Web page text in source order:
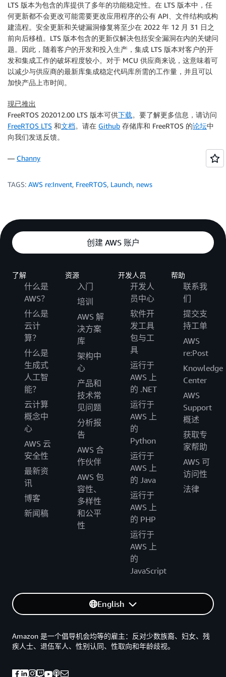
LTS 版本为包含的库提供了多年的功能稳定性。在 LTS 版本中，任
何更新都不会更改可能需要更改应用程序的公有 API、文件结构或构
建流程。安全更新和关键漏洞修复将至少在 2022 年 12 月 31 日之
前向后移植。LTS 版本包含的更新仅解决包括安全漏洞在内的关键问
题。因此，随着客户的开发和投入生产，集成 LTS 版本对客户的开
发和集成工作的破坏程度较小。对于 MCU 供应商来说，这意味着可
以减少与供应商的最新库集成稳定代码库所需的工作量，并且可以
加快产品上市时间。
现已推出
FreeRTOS 202012.00 LTS 版本可供下载。要了解更多信息，请访问
FreeRTOS LTS 和文档。请在 Github 存储库和 FreeRTOS 的论坛中
向我们发送反馈。
— Channy
TAGS: AWS re:Invent, FreeRTOS, Launch, news
创建 AWS 账户
了解
什么是
AWS？
什么是
云计
算？
什么是
生成式
人工智
能？
云计算
概念中
心
AWS 云
安全性
最新资
讯
博客
新闻稿
资源
入门
培训
AWS 解
决方案
库
架构中
心
产品和
技术常
见问题
分析报
告
AWS 合
作伙伴
AWS 包
容性、
多样性
和公平
性
开发人员
开发人
员中心
软件开
发工具
包与工
具
运行于
AWS 上
的 .NET
运行于
AWS 上
的
Python
运行于
AWS 上
的 Java
运行于
AWS 上
的 PHP
运行于
AWS 上
的
JavaScript
帮助
联系我
们
提交支
持工单
AWS
re:Post
Knowledge
Center
AWS
Support
概述
获取专
家帮助
AWS 可
访问性
法律
English
Amazon 是一个倡导机会均等的雇主：反对少数族裔、妇女、残
疾人士、退伍军人、性别认同、性取向和年龄歧视。